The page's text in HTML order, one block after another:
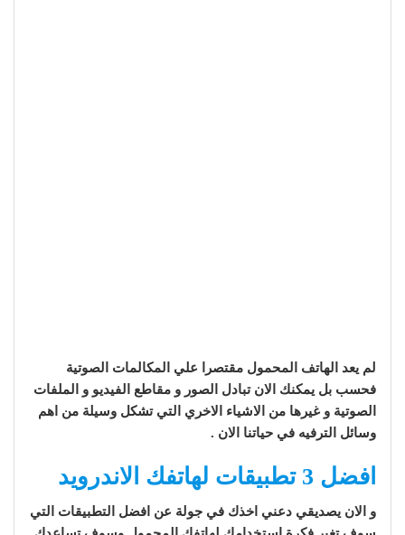
لم يعد الهاتف المحمول مقتصرا علي المكالمات الصوتية
فحسب بل يمكنك الان تبادل الصور و مقاطع الفيديو و الملفات
الصوتية و غيرها من الاشياء الاخري التي تشكل وسيلة من اهم
وسائل الترفيه في حياتنا الان .
افضل 3 تطبيقات لهاتفك الاندرويد
و الان يصديقي دعني اخذك في جولة عن افضل التطبيقات التي